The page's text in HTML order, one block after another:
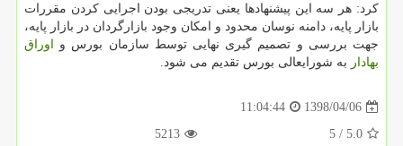
كرد: هر سه این پیشنهادها یعنی تدریجی بودن اجرایی كردن ‏مقررات
بازار پایه، دامنه نوسان محدود و امكان وجود بازارگردان در بازار ‏پایه،
جهت بررسی و تصمیم گیری نهایی توسط سازمان بورس و اوراق
بهادار به شورایعالی بورس تقدیم می شود.
1398/04/06
11:04:44
5.0
/ 5
5213